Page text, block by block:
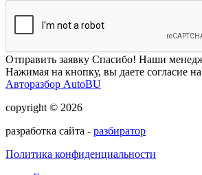
Отправить заявку Спасибо! Наши
Нажимая на кнопку, вы даете согласие
Авторазбор AutoBU
copyright © 2026
разработка сайта - разбиратор
Политика конфиденциальности